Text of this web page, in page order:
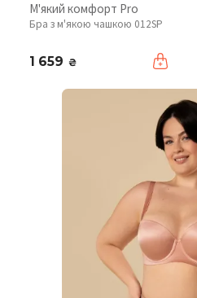
М'який комфорт Pro
Бра з м'якою чашкою 012SP
1 659 ₴